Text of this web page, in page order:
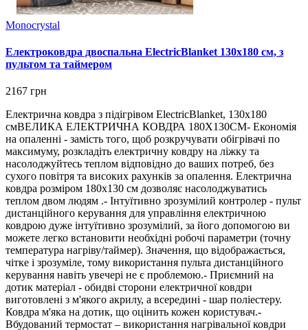
Monocrystal
Електроковдра двоспальна ElectricBlanket 130х180 см, з
пультом та таймером
2167 грн
Електрична ковдра з підігрівом ElectricBlanket, 130х180
смВЕЛИКА ЕЛЕКТРИЧНА КОВДРА 180X130CM- Економія
на опаленні - замість того, щоб розкручувати обігрівачі по
максимуму, розкладіть електричну ковдру на ліжку та
насолоджуйтесь теплом відповідно до ваших потреб, без
сухого повітря та високих рахунків за опалення. Електрична
ковдра розміром 180х130 см дозволяє насолоджуватись
теплом двом людям .- Інтуїтивно зрозумілий контролер - пульт
дистанційного керування для управління електричною
ковдрою дуже інтуїтивно зрозумілий, за його допомогою ви
можете легко встановити необхідні робочі параметри (точну
температура нагріву/таймер). Значення, що відображається,
чітке і зрозуміле, тому використання пульта дистанційного
керування навіть увечері не є проблемою.- Приємний на
дотик матеріал - обидві сторони електричної ковдри
виготовлені з м'якого акрилу, а всередині - шар поліестеру.
Ковдра м'яка на дотик, що оцінить кожен користувач.-
Вбудований термостат – використання нагрівальної ковдри